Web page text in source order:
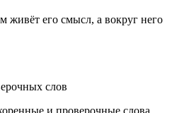
живёт его смысл, а вокруг него
слов
и проверочные слова